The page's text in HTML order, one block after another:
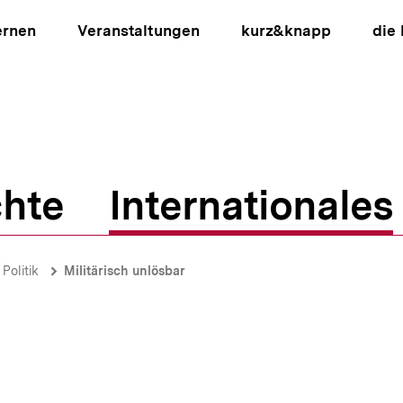
Veranstaltungen kurz&knapp die
Internationales
Politik Militärisch unlösbar